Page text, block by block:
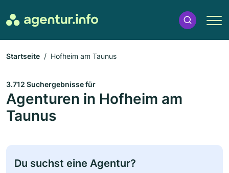
Startseite Hofheim am Taunus
3.712 Suchergebnisse für
Agenturen in Hofheim am
Taunus
Du suchst eine Agentur?